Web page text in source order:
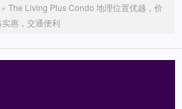
» The Living Plus Condo 地理位置优越，价
实惠，交通便利